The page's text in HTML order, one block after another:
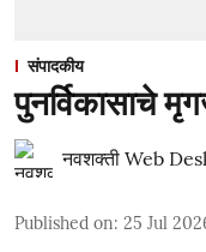
संपादकीय
पुनर्विकासाचे
नवशक्ती Web
Published on: 25 Jul